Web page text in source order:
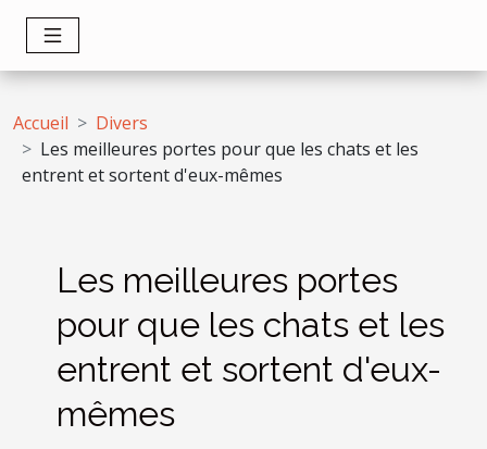
Accueil
Divers
Les meilleures portes pour que les chats et les
entrent et sortent d'eux-mêmes
Les meilleures portes
pour que les chats et les
entrent et sortent d'eux-
mêmes